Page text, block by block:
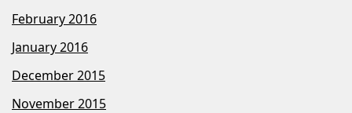
February 2016
January 2016
December 2015
November 2015